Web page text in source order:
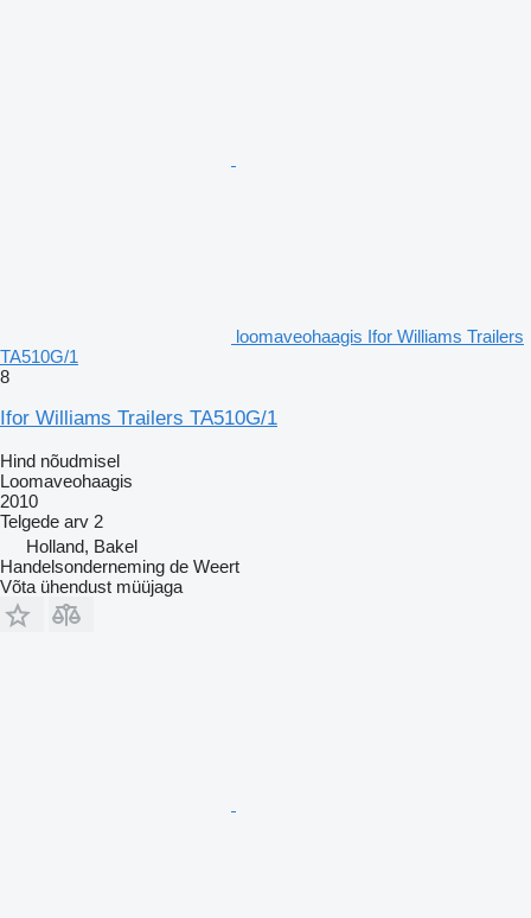
loomaveohaagis Ifor Williams Trailers
TA510G/1
8
Ifor Williams Trailers TA510G/1
Hind nõudmisel
Loomaveohaagis
2010
Telgede arv 2
Holland, Bakel
Handelsonderneming de Weert
Võta ühendust müüjaga